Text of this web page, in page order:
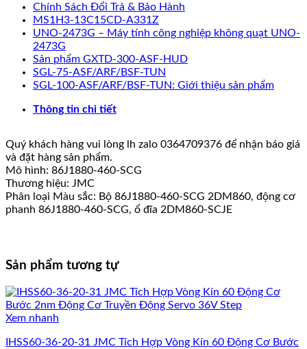
scg
4.5nm
Với
Bộ
Truyền
Động
2dm860
Motor
số
lượng
Chính Sách Đổi Trả & Bảo Hành
MS1H3-13C15CD-A331Z
UNO-2473G – Máy tính công nghiệp không quạt UNO-
2473G
Sản phẩm GXTD-300-ASF-HUD
SGL-75-ASF/ARF/BSF-TUN
SGL-100-ASF/ARF/BSF-TUN: Giới thiệu sản phẩm
Thông tin chi tiết
Quý khách hàng vui lòng lh zalo 0364709376 để nhận báo giá
và đặt hàng sản phẩm.
Mô hình: 86J1880-460-SCG
Thương hiệu: JMC
Phân loại Màu sắc: Bộ 86J1880-460-SCG 2DM860, động cơ
phanh 86J1880-460-SCG, ổ đĩa 2DM860-SCJE
Sản phẩm tương tự
Xem nhanh
IHSS60-36-20-31 JMC Tích Hợp Vòng Kín 60 Động Cơ Bước